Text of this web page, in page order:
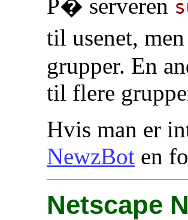
P� serveren
til usenet,
grupper. En
til flere
Hvis man er
NewzBot en
Netscape